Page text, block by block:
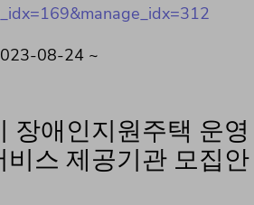
08-24 ~
장애인지원주택 운영
비스 제공기관 모집안